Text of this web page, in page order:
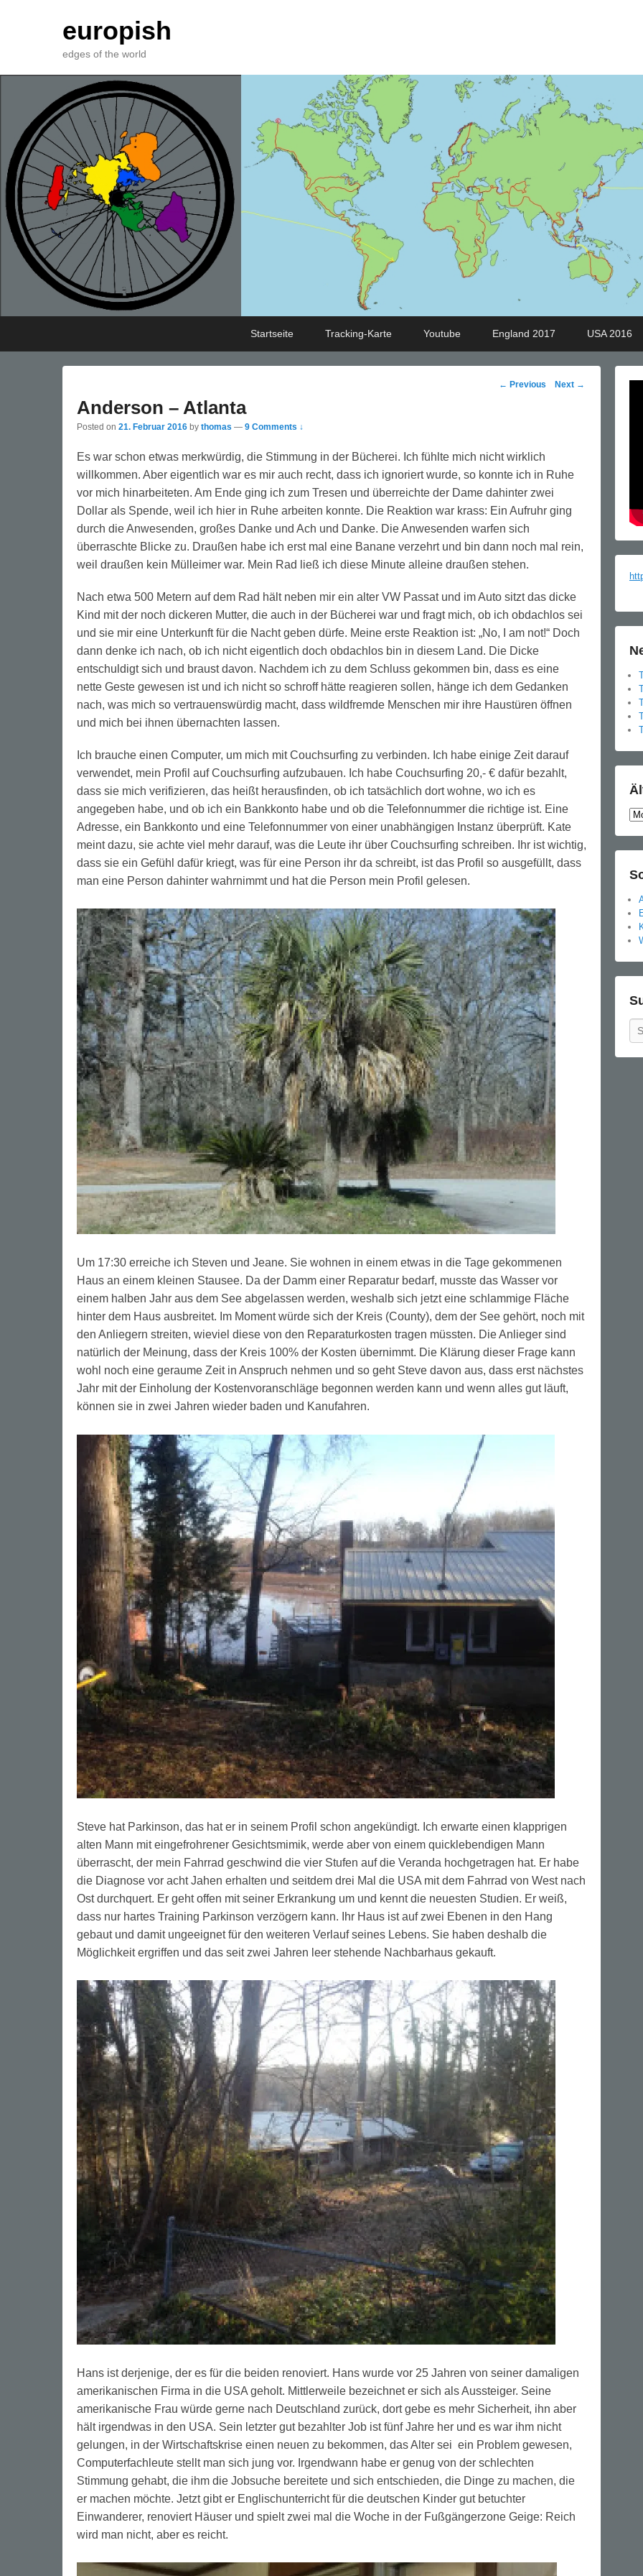
europish
edges of the world
Startseite Tracking-Karte Youtube England 2017 USA 2016
Post
← Previous Next →
Anderson – Atlanta
Posted on 21. Februar 2016 by thomas — 9 Comments ↓
Es war schon etwas merkwürdig, die Stimmung in der Bücherei. Ich fühlte mich nicht wirklich
willkommen. Aber eigentlich war es mir auch recht, dass ich ignoriert wurde, so konnte ich in Ruhe
vor mich hinarbeiteten. Am Ende ging ich zum Tresen und überreichte der Dame dahinter zwei
Dollar als Spende, weil ich hier in Ruhe arbeiten konnte. Die Reaktion war krass: Ein Aufruhr ging
durch die Anwesenden, großes Danke und Ach und Danke. Die Anwesenden warfen sich
überraschte Blicke zu. Draußen habe ich erst mal eine Banane verzehrt und bin dann noch mal rein,
weil draußen kein Mülleimer war. Mein Rad ließ ich diese Minute alleine draußen stehen.
Nach etwa 500 Metern auf dem Rad hält neben mir ein alter VW Passat und im Auto sitzt das dicke
Kind mit der noch dickeren Mutter, die auch in der Bücherei war und fragt mich, ob ich obdachlos sei
und sie mir eine Unterkunft für die Nacht geben dürfe. Meine erste Reaktion ist: „No, I am not!“ Doch
dann denke ich nach, ob ich nicht eigentlich doch obdachlos bin in diesem Land. Die Dicke
entschuldigt sich und braust davon. Nachdem ich zu dem Schluss gekommen bin, dass es eine
nette Geste gewesen ist und ich nicht so schroff hätte reagieren sollen, hänge ich dem Gedanken
nach, was mich so vertrauenswürdig macht, dass wildfremde Menschen mir ihre Haustüren öffnen
und mich bei ihnen übernachten lassen.
Ich brauche einen Computer, um mich mit Couchsurfing zu verbinden. Ich habe einige Zeit darauf
verwendet, mein Profil auf Couchsurfing aufzubauen. Ich habe Couchsurfing 20,- € dafür bezahlt,
dass sie mich verifizieren, das heißt herausfinden, ob ich tatsächlich dort wohne, wo ich es
angegeben habe, und ob ich ein Bankkonto habe und ob die Telefonnummer die richtige ist. Eine
Adresse, ein Bankkonto und eine Telefonnummer von einer unabhängigen Instanz überprüft. Kate
meint dazu, sie achte viel mehr darauf, was die Leute ihr über Couchsurfing schreiben. Ihr ist wichtig,
dass sie ein Gefühl dafür kriegt, was für eine Person ihr da schreibt, ist das Profil so ausgefüllt, dass
man eine Person dahinter wahrnimmt und hat die Person mein Profil gelesen.
Um 17:30 erreiche ich Steven und Jeane. Sie wohnen in einem etwas in die Tage gekommenen
Haus an einem kleinen Stausee. Da der Damm einer Reparatur bedarf, musste das Wasser vor
einem halben Jahr aus dem See abgelassen werden, weshalb sich jetzt eine schlammige Fläche
hinter dem Haus ausbreitet. Im Moment würde sich der Kreis (County), dem der See gehört, noch mit
den Anliegern streiten, wieviel diese von den Reparaturkosten tragen müssten. Die Anlieger sind
natürlich der Meinung, dass der Kreis 100% der Kosten übernimmt. Die Klärung dieser Frage kann
wohl noch eine geraume Zeit in Anspruch nehmen und so geht Steve davon aus, dass erst nächstes
Jahr mit der Einholung der Kostenvoranschläge begonnen werden kann und wenn alles gut läuft,
können sie in zwei Jahren wieder baden und Kanufahren.
Steve hat Parkinson, das hat er in seinem Profil schon angekündigt. Ich erwarte einen klapprigen
alten Mann mit eingefrohrener Gesichtsmimik, werde aber von einem quicklebendigen Mann
überrascht, der mein Fahrrad geschwind die vier Stufen auf die Veranda hochgetragen hat. Er habe
die Diagnose vor acht Jahen erhalten und seitdem drei Mal die USA mit dem Fahrrad von West nach
Ost durchquert. Er geht offen mit seiner Erkrankung um und kennt die neuesten Studien. Er weiß,
dass nur hartes Training Parkinson verzögern kann. Ihr Haus ist auf zwei Ebenen in den Hang
gebaut und damit ungeeignet für den weiteren Verlauf seines Lebens. Sie haben deshalb die
Möglichkeit ergriffen und das seit zwei Jahren leer stehende Nachbarhaus gekauft.
Hans ist derjenige, der es für die beiden renoviert. Hans wurde vor 25 Jahren von seiner damaligen
amerikanischen Firma in die USA geholt. Mittlerweile bezeichnet er sich als Aussteiger. Seine
amerikanische Frau würde gerne nach Deutschland zurück, dort gebe es mehr Sicherheit, ihn aber
hält irgendwas in den USA. Sein letzter gut bezahlter Job ist fünf Jahre her und es war ihm nicht
gelungen, in der Wirtschaftskrise einen neuen zu bekommen, das Alter sei ein Problem gewesen,
Computerfachleute stellt man sich jung vor. Irgendwann habe er genug von der schlechten
Stimmung gehabt, die ihm die Jobsuche bereitete und sich entschieden, die Dinge zu machen, die
er machen möchte. Jetzt gibt er Englischunterricht für die deutschen Kinder gut betuchter
Einwanderer, renoviert Häuser und spielt zwei mal die Woche in der Fußgängerzone Geige: Reich
wird man nicht, aber es reicht.